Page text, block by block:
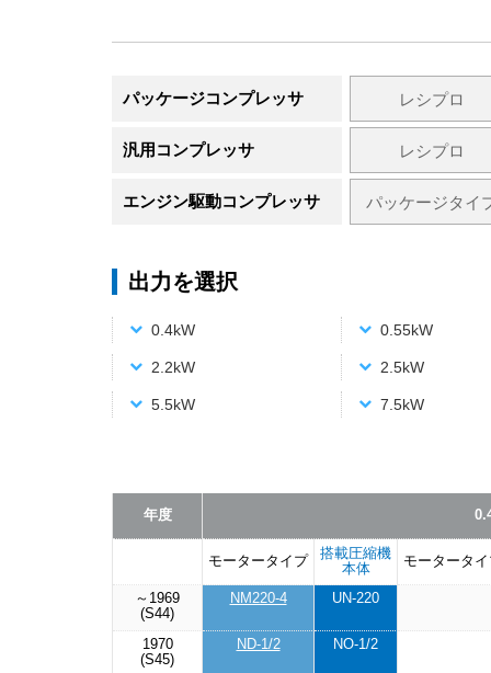
パッケージコンプレッサ レシプロ
汎用コンプレッサ レシプロ
エンジン駆動コンプレッサ パッケージタイ
出力を選択
0.4kW 0.55kW
2.2kW 2.5kW
5.5kW 7.5kW
年度
モータータイプ
搭載圧縮機
本体
モータータ
～1969
(S44)
NM220-4 UN-220
1970
(S45)
ND-1/2 NO-1/2
年度
モータータイプ
搭載圧縮機
本体
モータータ
～1969
(S44)
NM220-4 UN-220
1970
(S45)
ND-1/2 NO-1/2
年度
モータータイプ
搭載圧縮機
本体
モータータ
～1969
(S44)
NM220-4 UN-220
1970
(S45)
ND-1/2 NO-1/2
年度
モータータイプ
搭載圧縮機
本体
モータータ
～1969
(S44)
NM220-4 UN-220
1970
(S45)
ND-1/2 NO-1/2